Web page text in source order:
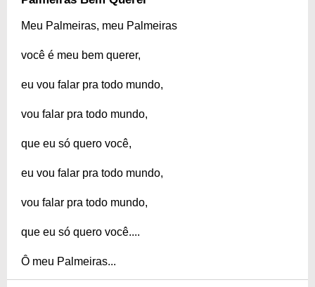
Meu Palmeiras, meu Palmeiras
você é meu bem querer,
eu vou falar pra todo mundo,
vou falar pra todo mundo,
que eu só quero você,
eu vou falar pra todo mundo,
vou falar pra todo mundo,
que eu só quero você....
Ô meu Palmeiras...